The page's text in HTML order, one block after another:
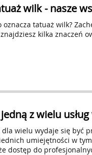
wilk - nasze
oznacza tatuaż wilk?
kilka znaczeń
z wielu
wielu wydaje się być
umiejętności w
dostęp do